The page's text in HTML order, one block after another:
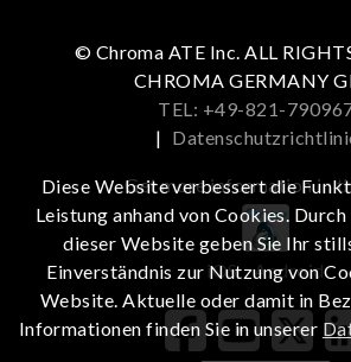
© Chroma ATE Inc. ALL
CHROMA GERMANY
TEL: +49-821-
|
Get more information in
iOS Android
Diese Website verbessert die
Leistung anhand von Cookies.
dieser Website geben Sie Ihr
Einverständnis zur Nutzung von
Website. Aktuelle oder damit in
Informationen finden Sie in unserer